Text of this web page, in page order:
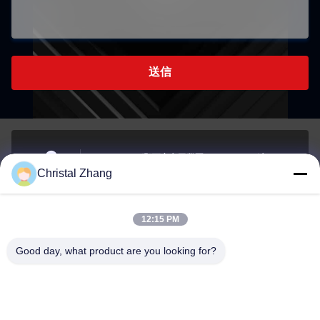
送信
住所
チェンジング郡西安市工業区, チェンジング市, チェ
ンジング市
電子メール
yxh@championshcn.com
Christal Zhang
12:15 PM
Good day, what product are you looking for?